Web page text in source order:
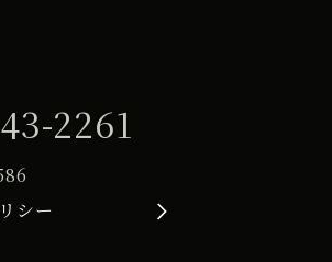
2261
シー